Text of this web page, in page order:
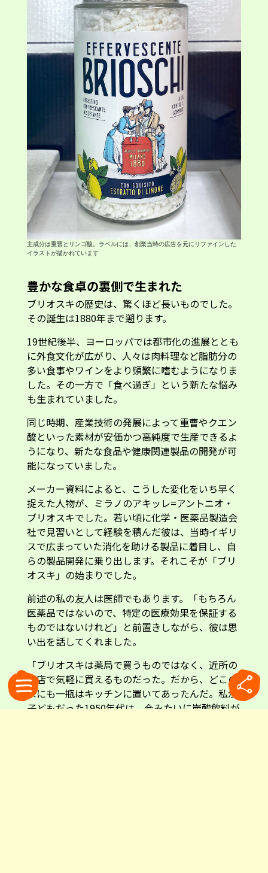
主成分は重曹とリンゴ酸。ラベルには、創業当時の広告を元にリファインした
イラストが描かれています
豊かな食卓の裏側で生まれた
ブリオスキの歴史は、驚くほど長いものでした。
その誕生は1880年まで遡ります。
19世紀後半、ヨーロッパでは都市化の進展ととも
に外食文化が広がり、人々は肉料理など脂肪分の
多い食事やワインをより頻繁に嗜むようになりま
した。その一方で「食べ過ぎ」という新たな悩み
も生まれていました。
同じ時期、産業技術の発展によって重曹やクエン
酸といった素材が安価かつ高純度で生産できるよ
うになり、新たな食品や健康関連製品の開発が可
能になっていました。
メーカー資料によると、こうした変化をいち早く
捉えた人物が、ミラノのアキッレ=アントニオ・
ブリオスキでした。若い頃に化学・医薬品製造会
社で見習いとして経験を積んだ彼は、当時イギリ
スで広まっていた消化を助ける製品に着目し、自
らの製品開発に乗り出します。それこそが「ブリ
オスキ」の始まりでした。
前述の私の友人は医師でもあります。「もちろん
医薬品ではないので、特定の医療効果を保証する
ものではないけれど」と前置きしながら、彼は思
い出を話してくれました。
「ブリオスキは薬局で買うものではなく、近所の
商店で気軽に買えるものだった。だから、どこの
家にも一瓶はキッチンに置いてあったんだ。私が
子どもだった1950年代は、今みたいに炭酸飲料が